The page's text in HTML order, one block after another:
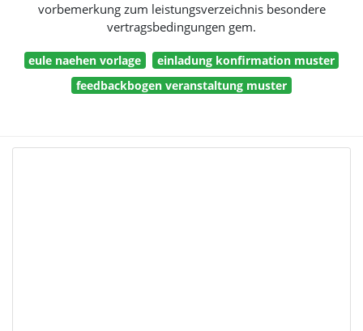
vorbemerkung zum leistungsverzeichnis besondere
vertragsbedingungen gem.
eule naehen vorlage
einladung konfirmation muster
feedbackbogen veranstaltung muster